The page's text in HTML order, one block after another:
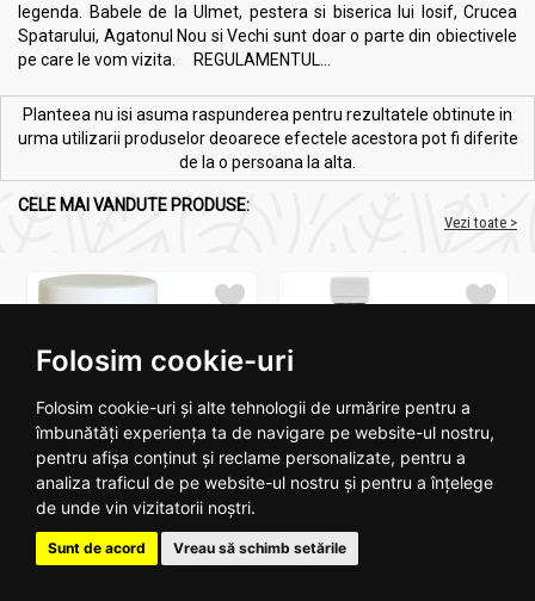
Folosim cookie-uri
Folosim cookie-uri și alte tehnologii de urmărire pentru a
îmbunătăți experiența ta de navigare pe website-ul nostru,
pentru afișa conținut și reclame personalizate, pentru a
analiza traficul de pe website-ul nostru și pentru a înțelege
de unde vin vizitatorii noștri.
Sunt de acord Vreau să schimb setările
legenda. Babele de la Ulmet, pestera si biserica lui Iosif, Crucea
Spatarului, Agatonul Nou si Vechi sunt doar o parte din obiectivele
pe care le vom vizita. REGULAMENTUL...
Planteea nu isi asuma raspunderea pentru rezultatele obtinute in
urma utilizarii produselor deoarece efectele acestora pot fi diferite
de la o persoana la alta.
CELE MAI VANDUTE PRODUSE:
Vezi toate >
Melkfett galbenele 250ml -
QUARTETT
16 .4 RON
Stoc epuizat
Ulei ricin 100ml - SEVA PLANT